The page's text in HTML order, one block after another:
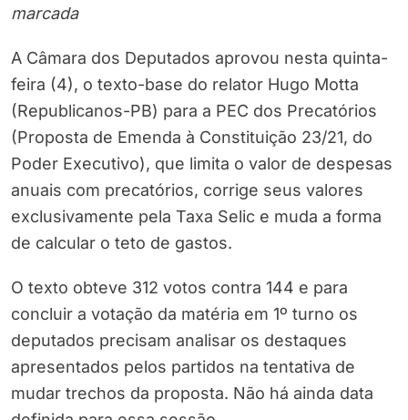
marcada
A Câmara dos Deputados aprovou nesta quinta-
feira (4), o texto-base do relator Hugo Motta
(Republicanos-PB) para a PEC dos Precatórios
(Proposta de Emenda à Constituição 23/21, do
Poder Executivo), que limita o valor de despesas
anuais com precatórios, corrige seus valores
exclusivamente pela Taxa Selic e muda a forma
de calcular o teto de gastos.
O texto obteve 312 votos contra 144 e para
concluir a votação da matéria em 1º turno os
deputados precisam analisar os destaques
apresentados pelos partidos na tentativa de
mudar trechos da proposta. Não há ainda data